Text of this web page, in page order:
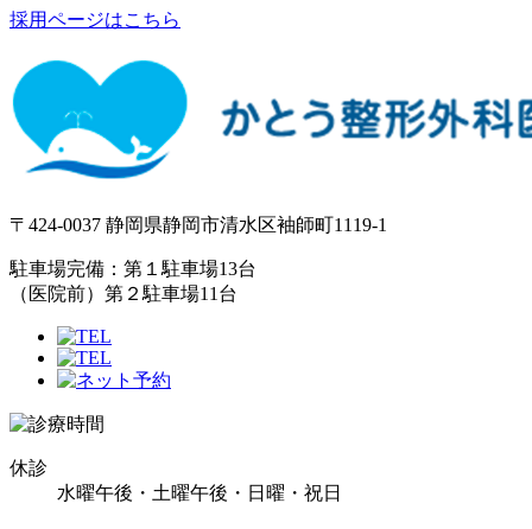
採用ページはこちら
〒424-0037 静岡県静岡市清水区袖師町1119-1
駐車場完備：第１駐車場13台
（医院前）第２駐車場11台
休診
水曜午後・土曜午後・日曜・祝日